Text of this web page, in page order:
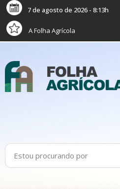
7 de agosto de 2026 - 8:13h
A Folha Agrícola